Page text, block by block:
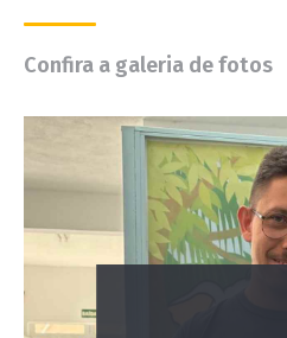
Confira a galeria de fotos